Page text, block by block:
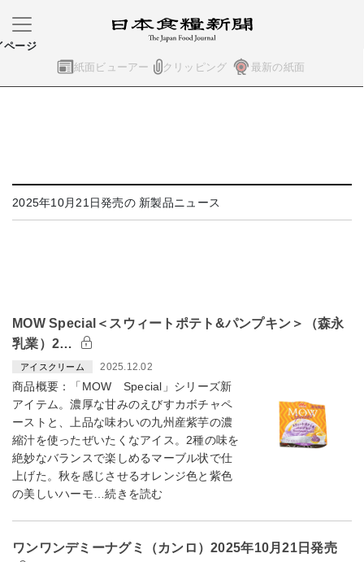
紙面ビューアー クリッピング 最新の紙面
ページ
2025年10月21日発売の 新製品ニュース
MOW Special＜スウィートポテト&パンプキン＞（森永
乳業）2…
アイスクリーム 2025.12.02
商品概要：「MOW Special」シリーズ新
アイテム。濃厚な甘みのえびすカボチャペ
ーストと、上品な味わいの九州産紫芋の濃
縮汁を使ったぜいたくなアイス。2種の味を
絶妙なバランスで楽しめるマーブル状で仕
上げた。秋を感じさせるオレンジ色と紫色
の美しいハーモ…続きを読む
ワンワンデミーナグミ（カンロ）2025年10月21日発売